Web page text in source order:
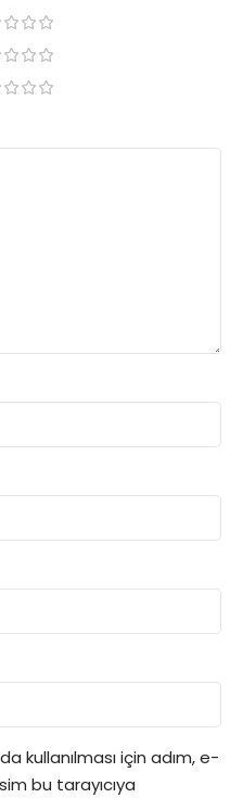
kullanılması için adım, e-
bu tarayıcıya